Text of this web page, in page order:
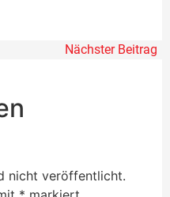
Nächster Beitrag
nicht veröffentlicht.